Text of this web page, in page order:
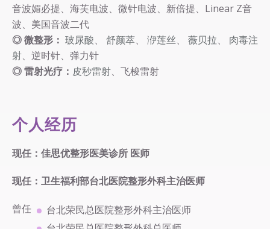
音波媚必提、海芙电波、微针电波、新倍提、Linear Z音
波、美国音波二代
◎ 微整形： 玻尿酸、 舒颜萃、 洢莲丝、 薇贝拉、 肉毒注
射、逆时针、弹力针
◎ 雷射光疗： 皮秒雷射、飞梭雷射
个人经历
现任：佳思优整形医美诊所 医师
现任：卫生福利部台北医院整形外科主治医师
曾任
台北荣民总医院整形外科主治医师